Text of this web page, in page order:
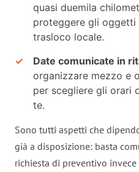
quasi duemila
proteggere gli oggetti
trasloco locale.
Date comunicate in
organizzare mezzo e
per scegliere gli orari
te.
Sono tutti aspetti che
già a disposizione: basta
richiesta di preventivo